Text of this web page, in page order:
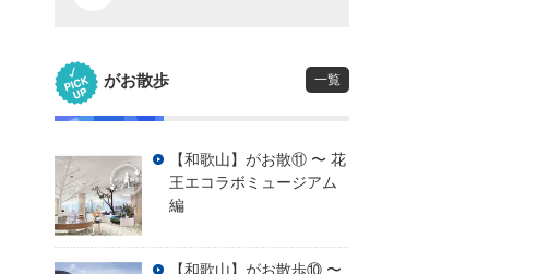
がお散歩 一覧
【和歌山】がお散⑪ 〜 花
王エコラボミュージアム
編
【和歌山】がお散歩⑩ 〜